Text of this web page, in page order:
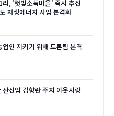
리, '햇빛소득마을' 즉시 추진
재생에너지 사업 본격화
인 지키기 위해 드론팀 본격
신암 김향란 주지 이웃사랑